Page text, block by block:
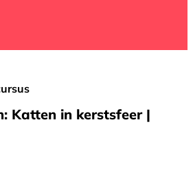
Katten in kerstsfeer |